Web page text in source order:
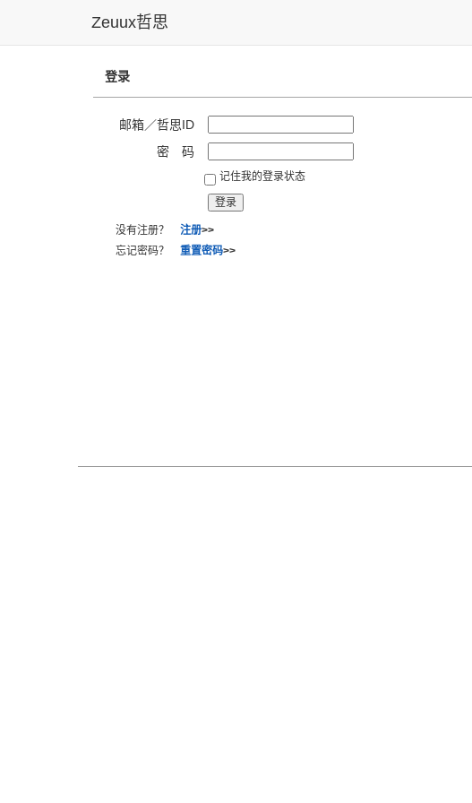
Zeuux哲思
登录
邮箱／哲思ID
密 码
记住我的登录状态
没有注册？ 注册>>
忘记密码？ 重置密码>>